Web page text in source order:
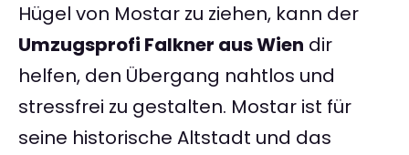
Hügel von Mostar zu ziehen, kann der
Umzugsprofi Falkner aus Wien dir
helfen, den Übergang nahtlos und
stressfrei zu gestalten. Mostar ist für
seine historische Altstadt und das